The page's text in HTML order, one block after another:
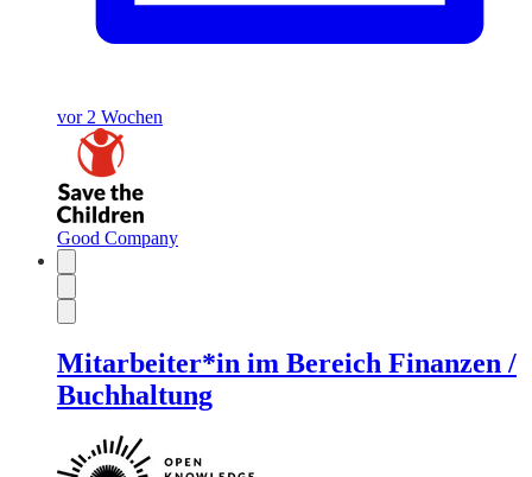
vor 2 Wochen
Good Company
Mitarbeiter*in im Bereich Finanzen /
Buchhaltung